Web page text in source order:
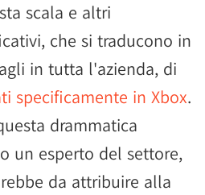
scala e altri
che si traducono in
in tutta l'azienda, di
specificamente in Xbox.
drammatica
un esperto del settore,
da attribuire alla